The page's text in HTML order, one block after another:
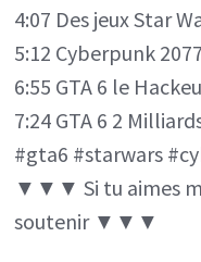
4:07 Des jeux Star
5:12 Cyberpunk
6:55 GTA 6 le
7:24 GTA 6 2
#gta6 #starwars
▼▼▼ Si tu aimes
soutenir ▼▼▼